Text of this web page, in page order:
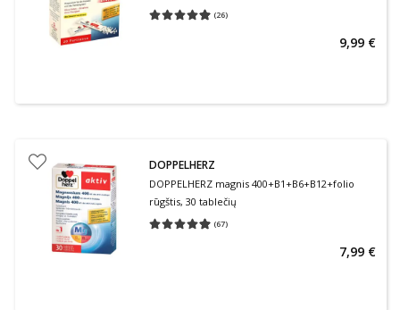
(26)
Vidutinis įvertinimas 4.96
9,99 €
DOPPELHERZ
DOPPELHERZ magnis 400+B1+B6+B12+folio
rūgštis, 30 tablečių
(67)
Vidutinis įvertinimas 4.94
7,99 €